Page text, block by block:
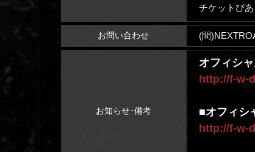
チケットぴ
お問い合わせ (問
お知らせ･備考
オフィシ
http://f-w-
■オフィシ
http://f-w-